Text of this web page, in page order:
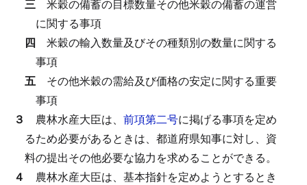
三 米穀の備蓄の目標数量その他米穀の備蓄の運営
に関する事項
四 米穀の輸入数量及びその種類別の数量に関する
事項
五 その他米穀の需給及び価格の安定に関する重要
事項
３ 農林水産大臣は、 前項第二号に掲げる事項を定め
るため必要があるときは、都道府県知事に対し、資
料の提出その他必要な協力を求めることができる。
４ 農林水産大臣は、基本指針を定めようとするとき